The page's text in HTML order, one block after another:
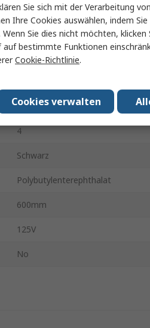
Nicht abgeschlossen
215311
1
4
4
Schwarz
Polybutylenterephthalat
600mm
125V
No
Sie sich mit der Verarbeitung
Ihre Cookies auswählen, indem
Sie dies nicht möchten, klicken
bestimmte Funktionen
Cookie-Richtlinie.
Cookies verwalten